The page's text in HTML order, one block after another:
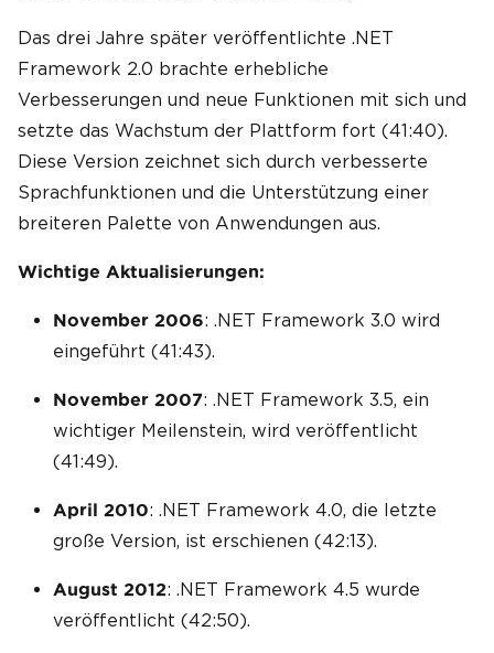
Das drei Jahre später veröffentlichte .NET
Framework 2.0 brachte erhebliche
Verbesserungen und neue Funktionen mit sich und
setzte das Wachstum der Plattform fort (41:40).
Diese Version zeichnet sich durch verbesserte
Sprachfunktionen und die Unterstützung einer
breiteren Palette von Anwendungen aus.
Wichtige Aktualisierungen:
November 2006: .NET Framework 3.0 wird
eingeführt (41:43).
November 2007: .NET Framework 3.5, ein
wichtiger Meilenstein, wird veröffentlicht
(41:49).
April 2010: .NET Framework 4.0, die letzte
große Version, ist erschienen (42:13).
August 2012: .NET Framework 4.5 wurde
veröffentlicht (42:50).